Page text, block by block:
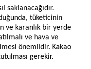
saklanacağıdır.
tüketicinin
ve karanlık bir yerde
ve hava ve
önemlidir. Kakao
gerekir.